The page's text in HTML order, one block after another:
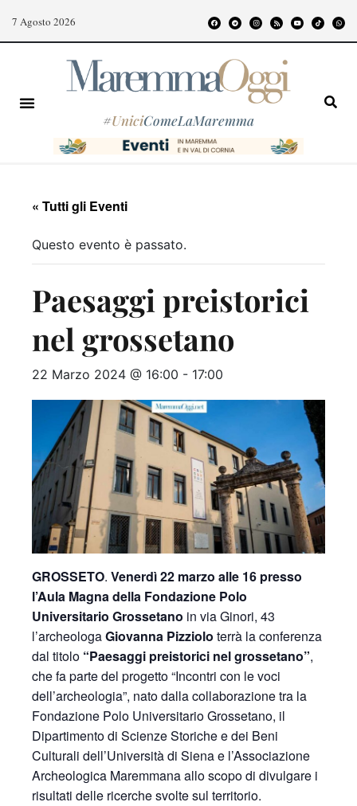
7 Agosto 2026
#UniciComeLaMaremma
« Tutti gli Eventi
Questo evento è passato.
Paesaggi preistorici
nel grossetano
22 Marzo 2024 @ 16:00 - 17:00
GROSSETO. Venerdì 22 marzo alle 16 presso
l’Aula Magna della Fondazione Polo
Universitario Grossetano in via Ginori, 43
l’archeologaGiovanna Pizziolo terrà la conferenza
dal titolo “Paesaggi preistorici nel grossetano”,
che fa parte del progetto “Incontri con le voci
dell’archeologia”, nato dalla collaborazione tra la
Fondazione Polo Universitario Grossetano, il
Dipartimento di Scienze Storiche e dei Beni
Culturali dell’Università di Siena e l’Associazione
Archeologica Maremmana allo scopo di divulgare i
risultati delle ricerche svolte sul territorio.